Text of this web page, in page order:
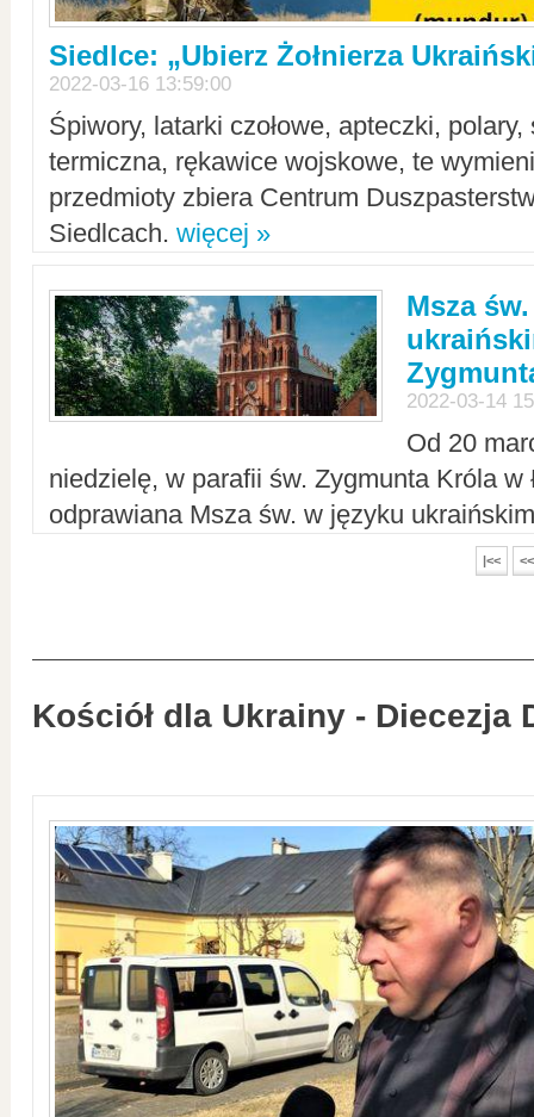
Siedlce: „Ubierz Żołnierza
2022-03-16 13:59:00
Śpiwory, latarki czołowe, apteczki,
termiczna, rękawice wojskowe, te
przedmioty zbiera Centrum
Siedlcach. więcej »
Msza
2022-03-14
Od 20
niedzielę, w parafii św. Zygmunta Króla w
odprawiana Msza św. w języku
|<< <<
Kościół dla Ukrainy - Diecezja